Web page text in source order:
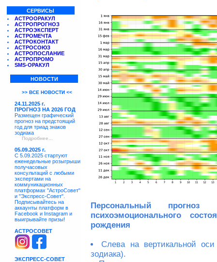
СЕРВИСЫ
АСТРООРАКУЛ
АСТРОПРОГНОЗ
АСТРОЭКСПЕРТ
АСТРОМЕЧТА
АСТРОКОНТАКТ
АСТРОСОЮЗ
АСТРОПОСЛАНИЕ
АСТРОПРОМО
SMS-ОРАКУЛ
НОВОСТИ
>> ВСЕ НОВОСТИ <<
24.11.2025 г.
ПРОГНОЗ НА 2026 ГОД
Размещен графический
прогноз на предстоящий
год для триад знаков
зодиака
Подробнее...
05.09.2025 г.
С 5.09.2025 стартуют
еженедельные розыгрыши
получасовых
консультаций с любыми
экспертами на
коммуникационных
платформах "АстроСовет"
и "Экспресс-Совет".
Подписывайтесь на
аккаунты платформ в
Facebook и Instagram и
выигрывайте призы!
АСТРОСОВЕТ
ЭКСПРЕСС-СОВЕТ
Персональный прогноз
психоэмоционального
рождения
Слева на вертикальной
зодиака).